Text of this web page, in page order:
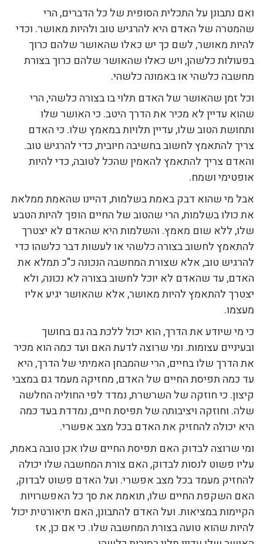
ואם נתבונן על התכלית הסופית של כל הדברים, הרי
שהמטרה של האדם היא להרגיש טוב ולהיות מאושר. וכדי
להיות מאושר, לשם כך יש כאלו שהאושר שלהם כרוך
בפעולות כלשהן, ויש כאלו שהאושר שלהם כרוך בצורת
מחשבה כלשהי או באמונה כלשהי.
וכל זמן שהאושר של האדם תלוי בו בצורה כלשהי, הרי
שהוא עדיין לא מכיר את הדרך היטב. כי האושר שלו
ותחושת הטוב שלו, עדיין תלויות במאמץ שלו. כי האדם
צריך להתאמץ לחשוב בחשיבה חיובית, כדי להרגיש טוב.
והאדם צריך להתאמץ להאמין שהכל לטובה, כדי להיות
אופטימי ושמח.
אבל מי שהוא דבק באמת בשלמות, דהיינו שהאמת ממלאת
את כולו בשלמות, הרי שהטוב של החיים הופך להיות הטבע
שלו, ללא שום מאמץ. והשלמות היא שהאדם לא יצטרך
להתאמץ לחשוב בצורה כלשהי או לעשות דבר כלשהו כדי
להרגיש טוב, אלא שצורת המחשבה הנכונה כ"כ תמלא את
האדם, עד שהאדם לא יוכל לחשוב בצורה לא נכונה, ולא
יצטרך להתאמץ להיות מאושר, אלא שהאושר יגיע אליו
מעצמו.
כי מי שיודע את הדרך, הוא יכול ללכת בה גם בחושך
ובעיניים עצומות. ומי שרוצה לדעת האם ועד כמה הוא מכיר
את הדרך שלו בחיים, הרי שהמבחן האמיתי של הדרך, היא
עד כמה תפיסת החיים של האדם, מחזיקה מעמד גם במצבי
קיצון. כי חוזקה של השרשרת, נמדד לפי החוליה החלשה
שלה. וחוזקה ויציבותה של תפיסת חיים, נמדדת בעד כמה
היא יכולה להחזיק את האדם בכל מצב אפשרי.
ומי שרוצה לבדוק האם תפיסת החיים שלו אכן טובה באמת,
עליו פשוט לנסות לבדוק, האם צורת המחשבה שלו יכולה
להחזיק מעמד בכל מצב אפשרי. ועל האדם פשוט לבדוק,
האם השקפת החיים שלו, תואמת את סך כל האפשרויות
הקיימות במציאות. ועל האדם להתבונן, האם תיאורטית יכול
להיות שהוא טועה בצורת המחשבה שלו. כי אם כן, אז